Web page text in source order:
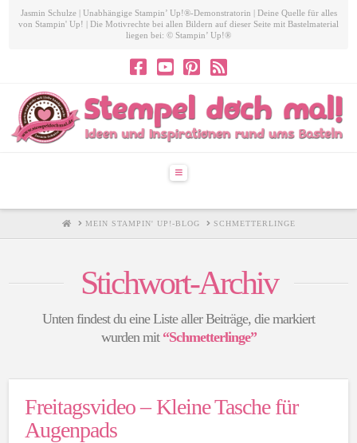
Jasmin Schulze | Unabhängige Stampin’ Up!®-Demonstratorin | Deine Quelle für alles
von Stampin' Up! | Die Motivrechte bei allen Bildern auf dieser Seite mit Bastelmaterial
liegen bei: © Stampin’ Up!®
Navigation
HOMEMEIN STAMPIN' UP!-BLOG SCHMETTERLINGE
Stichwort-Archiv
Unten findest du eine Liste aller Beiträge, die markiert
wurden mit “Schmetterlinge”
Freitagsvideo – Kleine Tasche für
Augenpads